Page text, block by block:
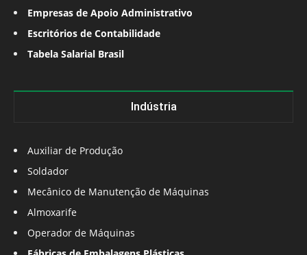
Empresas de Apoio Administrativo
Escritórios de Contabilidade
Tabela Salarial Brasil
Indústria
Auxiliar de Produção
Soldador
Mecânico de Manutenção de Máquinas
Almoxarife
Operador de Máquinas